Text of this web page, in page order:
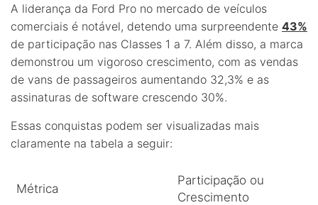
A liderança da Ford Pro no mercado de veículos
comerciais é notável, detendo uma surpreendente 43%
de participação nas Classes 1 a 7. Além disso, a marca
demonstrou um vigoroso crescimento, com as vendas
de vans de passageiros aumentando 32,3% e as
assinaturas de software crescendo 30%.
Essas conquistas podem ser visualizadas mais
claramente na tabela a seguir:
Métrica
Participação ou
Crescimento